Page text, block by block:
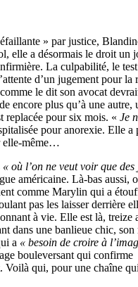
» par justice,
elle a désormais le droit un
La culpabilité, le
d’un jugement pour la
le dit son avocat
encore plus qu’à une
replacée pour six mois. « Je
pour anorexie. Elle a
elle-même…
« où l’on ne veut voir que
américaine. Là-bas aussi,
comme Marylin qui a
pas les laisser derrière
à vie. Elle est là, treize
dans une banlieue chic,
a « besoin de croire à
bouleversant qui
Voilà qui, pour une chaîne